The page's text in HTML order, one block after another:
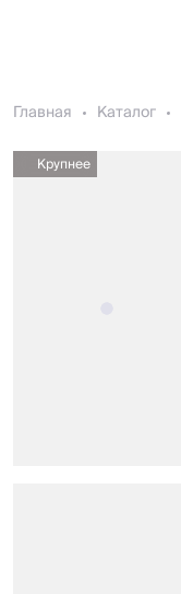
Главная Каталог
Крупнее